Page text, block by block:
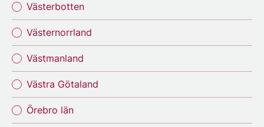
Västerbotten
Västernorrland
Västmanland
Västra Götaland
Örebro län